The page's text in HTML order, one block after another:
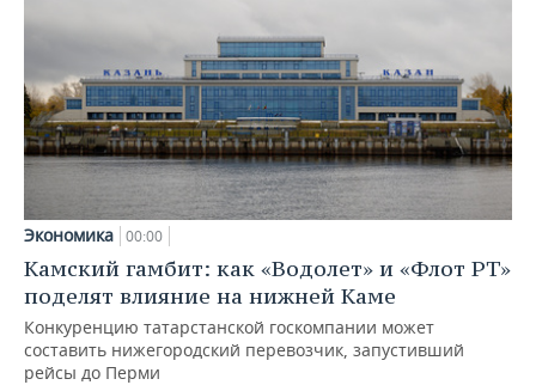
Экономика 00:00
Камский гамбит: как «Водолет» и «Флот РТ»
поделят влияние на нижней Каме
Конкуренцию татарстанской госкомпании может
составить нижегородский перевозчик, запустивший
рейсы до Перми